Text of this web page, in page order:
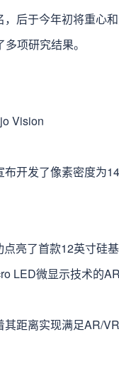
后于今年初将重心
项研究结果。
Vision
开发了像素密度为
亮了首款12英寸硅
LED微显示技术的AR
距离实现满足AR/